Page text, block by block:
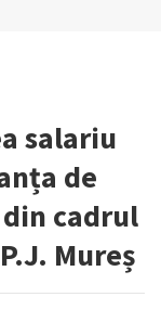
salariu
de
cadrul
Mureș